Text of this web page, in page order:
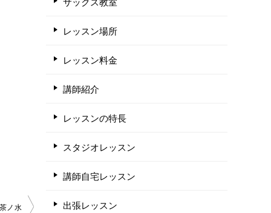
ノ水
レッスン場所
レッスン料金
講師紹介
レッスンの特長
スタジオレッスン
講師自宅レッスン
出張レッスン